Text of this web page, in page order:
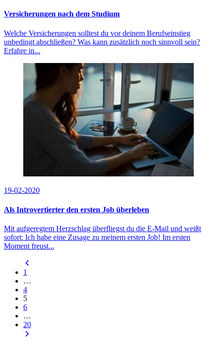
Versicherungen nach dem Studium
Welche Versicherungen solltest du vor deinem Berufseinstieg
unbedingt abschließen? Was kann zusätzlich noch sinnvoll sein?
Erfahre in...
19-02-2020
Als Introvertierter den ersten Job überleben
Mit aufgeregtem Herzschlag überfliegst du die E-Mail und weißt
sofort: Ich habe eine Zusage zu meinem ersten Job! Im ersten
Moment freust...
1
…
4
5
6
…
20